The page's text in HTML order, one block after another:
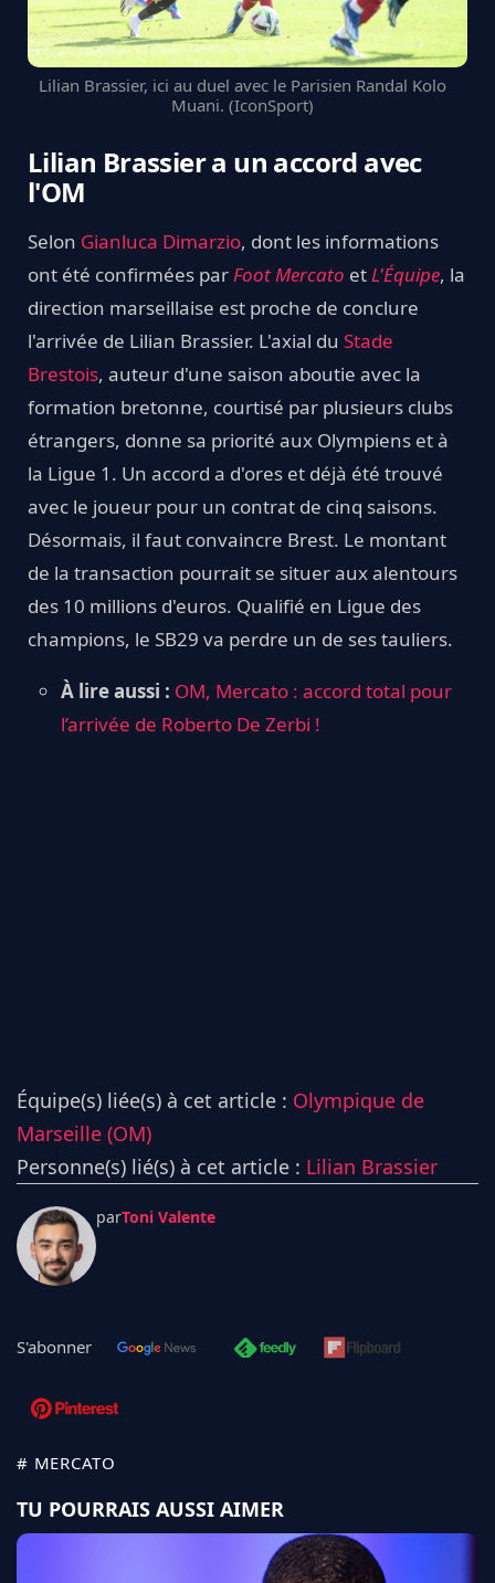
Lilian Brassier, ici au duel avec le Parisien Randal Kolo
Muani. (IconSport)
Lilian Brassier a un accord avec
l'OM
Selon Gianluca Dimarzio, dont les informations
ont été confirmées parFoot Mercato etL'Équipe, la
direction marseillaise est proche de conclure
l'arrivée de Lilian Brassier. L'axial du Stade
Brestois, auteur d'une saison aboutie avec la
formation bretonne, courtisé par plusieurs clubs
étrangers, donne sa priorité aux Olympiens et à
la Ligue 1. Un accord a d'ores et déjà été trouvé
avec le joueur pour un contrat de cinq saisons.
Désormais, il faut convaincre Brest. Le montant
de la transaction pourrait se situer aux alentours
des 10 millions d'euros. Qualifié en Ligue des
champions, le SB29 va perdre un de ses tauliers.
À lire aussi : OM, Mercato : accord total pour
l’arrivée de Roberto De Zerbi !
Équipe(s) liée(s) à cet article : Olympique de
Marseille (OM)
Personne(s) lié(s) à cet article : Lilian Brassier
parToni Valente
S'abonner
# MERCATO
TU POURRAIS AUSSI AIMER